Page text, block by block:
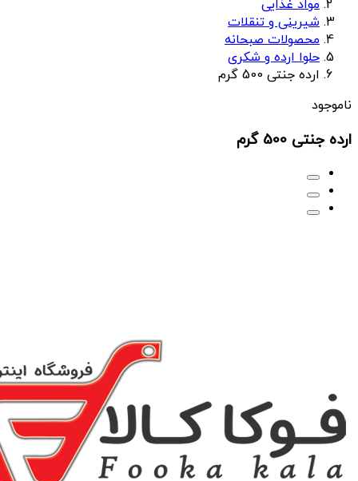
مواد غذایی
شیرینی و تنقلات
محصولات صبحانه
حلوا ارده و شکری
ارده جنتی 500 گرم
ناموجود
ارده جنتی 500 گرم